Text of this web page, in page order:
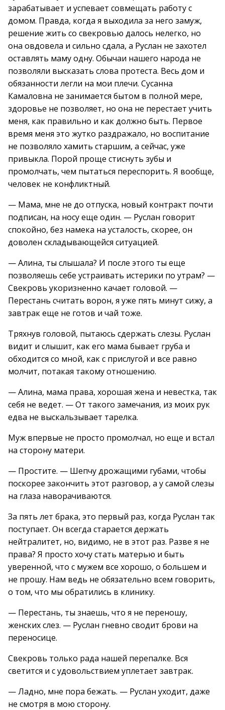
зарабатывает и успевает совмещать работу с
домом. Правда, когда я выходила за него замуж,
решение жить со свекровью далось нелегко, но
она овдовела и сильно сдала, а Руслан не захотел
оставлять маму одну. Обычаи нашего народа не
позволяли высказать слова протеста. Весь дом и
обязанности легли на мои плечи. Сусанна
Камаловна не занимается бытом в полной мере,
здоровье не позволяет, но она не перестает учить
меня, как правильно и как должно быть. Первое
время меня это жутко раздражало, но воспитание
не позволяло хамить старшим, а сейчас, уже
привыкла. Порой проще стиснуть зубы и
промолчать, чем пытаться переспорить. Я вообще,
человек не конфликтный.
— Мама, мне не до отпуска, новый контракт почти
подписан, на носу еще один. — Руслан говорит
спокойно, без намека на усталость, скорее, он
доволен складывающейся ситуацией.
— Алина, ты слышала? И после этого ты еще
позволяешь себе устраивать истерики по утрам? —
Свекровь укоризненно качает головой. —
Перестань считать ворон, я уже пять минут сижу, а
завтрак еще не готов и чай тоже.
Тряхнув головой, пытаюсь сдержать слезы. Руслан
видит и слышит, как его мама бывает груба и
обходится со мной, как с прислугой и все равно
молчит, потакая такому отношению.
— Алина, мама права, хорошая жена и невестка, так
себя не ведет. — От такого замечания, из моих рук
едва не выскальзывает тарелка.
Муж впервые не просто промолчал, но еще и встал
на сторону матери.
— Простите. — Шепчу дрожащими губами, чтобы
поскорее закончить этот разговор, а у самой слезы
на глаза наворачиваются.
За пять лет брака, это первый раз, когда Руслан так
поступает. Он всегда старается держать
нейтралитет, но, видимо, не в этот раз. Разве я не
права? Я просто хочу стать матерью и быть
уверенной, что с мужем все хорошо, о большем и
не прошу. Нам ведь не обязательно всем говорить,
о том, что мы обратились в клинику.
— Перестань, ты знаешь, что я не переношу,
женских слез. — Руслан гневно сводит брови на
переносице.
Свекровь только рада нашей перепалке. Вся
светится и с удовольствием уплетает завтрак.
— Ладно, мне пора бежать. — Руслан уходит, даже
не смотря в мою сторону.